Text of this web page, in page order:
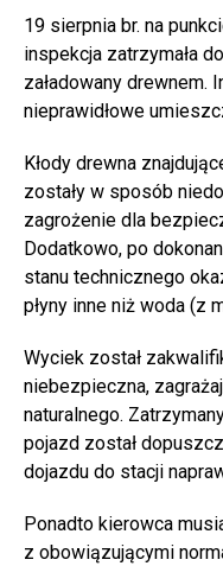
19 sierpnia br. na
inspekcja zatrzymała
załadowany drewnem.
nieprawidłowe
Kłody drewna
zostały w sposób
zagrożenie dla
Dodatkowo, po
stanu technicznego
płyny inne niż woda (z
Wyciek został
niebezpieczna,
naturalnego.
pojazd został
dojazdu do stacji
Ponadto kierowca
z obowiązującymi